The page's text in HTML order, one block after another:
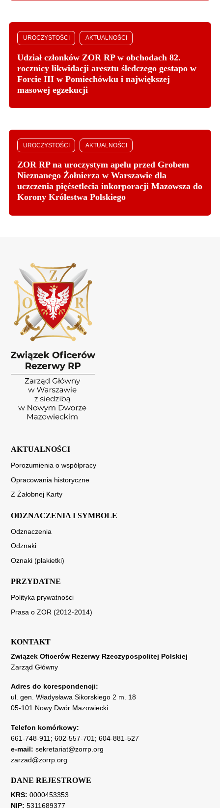
UROCZYSTOŚCI AKTUALNOŚCI
Udział członków ZOR RP w obchodach 82.
rocznicy likwidacji aresztu śledczego gestapo w
Forcie III w Pomiechówku i największej
masowej egzekucji
UROCZYSTOŚCI AKTUALNOŚCI
ZOR RP na uroczystym apelu przed Grobem
Nieznanego Żołnierza w Warszawie dla
uczczenia pięćsetlecia inkorporacji Mazowsza do
Korony Królestwa Polskiego
AKTUALNOŚCI
Porozumienia o współpracy
Opracowania historyczne
Z Żałobnej Karty
ODZNACZENIA I SYMBOLE
Odznaczenia
Odznaki
Oznaki (plakietki)
PRZYDATNE
Polityka prywatności
Prasa o ZOR (2012-2014)
KONTAKT
Związek Oficerów Rezerwy Rzeczypospolitej Polskiej
Zarząd Główny
Adres do korespondencji:
ul. gen. Władysława Sikorskiego 2 m. 18
05-101 Nowy Dwór Mazowiecki
Telefon komórkowy:
661-748-911 ; 602-557-701 ; 604-881-527
e-mail: sekretariat@zorrp.org
zarzad@zorrp.org
DANE REJESTROWE
KRS: 0000453353
NIP: 5311689377